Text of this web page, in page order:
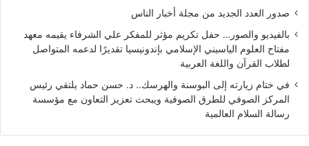
صدور العدد الجديد من مجلة أخبار الناس
بالفيديو والصور… حفل تكريم مؤثر للمفكر علي الشرفاء يقيمه معهد
مفتاح العلوم الياسيني الإسلامي بإندونيسيا تقديرًا لدعمه المتواصل
لطلاب القرآن واللغة العربية
في ختام زيارته إلى البوسنة والهرسك.. د. حسن حماد يلتقي رئيس
المركز الصوفي للطرق الصوفية ويبحث تعزيز التعاون مع مؤسسة
رسالة السلام العالمية